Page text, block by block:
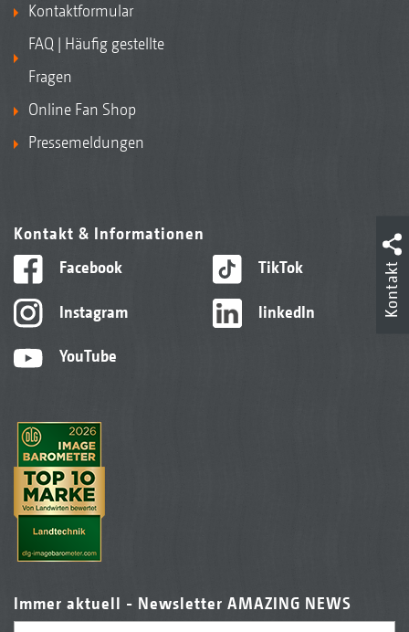
Kontaktformular
FAQ | Häufig gestellte
Fragen
Online Fan Shop
Pressemeldungen
Kontakt & Informationen
Facebook
Instagram
YouTube
TikTok
linkedIn
Immer aktuell - Newsletter AMAZING NEWS
Kontakt